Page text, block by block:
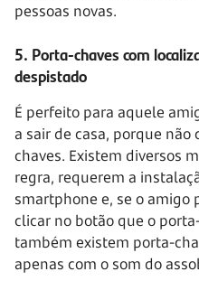
pessoas novas.
5. Porta-chaves com
despistado
É perfeito para aquele
a sair de casa, porque não
chaves. Existem diversos
regra, requerem a
smartphone e, se o amigo
clicar no botão que o
também existem porta-
apenas com o som do